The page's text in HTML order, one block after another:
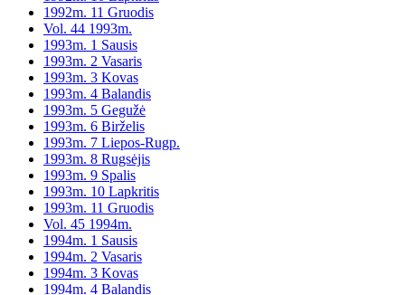
1992m. 11 Gruodis
Vol. 44 1993m.
1993m. 1 Sausis
1993m. 2 Vasaris
1993m. 3 Kovas
1993m. 4 Balandis
1993m. 5 Gegužė
1993m. 6 Birželis
1993m. 7 Liepos-Rugp.
1993m. 8 Rugsėjis
1993m. 9 Spalis
1993m. 10 Lapkritis
1993m. 11 Gruodis
Vol. 45 1994m.
1994m. 1 Sausis
1994m. 2 Vasaris
1994m. 3 Kovas
1994m. 4 Balandis